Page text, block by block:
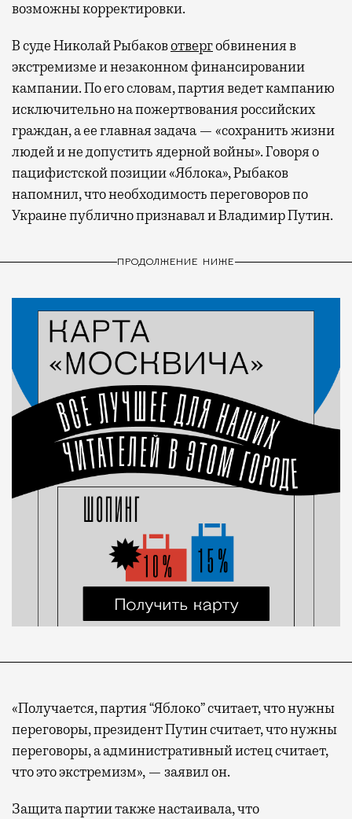
возможны корректировки.
В суде Николай Рыбаковотвергобвинения в
экстремизме и незаконном финансировании
кампании. По его словам, партия ведет кампанию
исключительно на пожертвования российских
граждан, а ее главная задача — «сохранить жизни
людей и не допустить ядерной войны». Говоря о
пацифистской позиции «Яблока», Рыбаков
напомнил, что необходимость переговоров по
Украине публично признавал и Владимир Путин.
ПРОДОЛЖЕНИЕ НИЖЕ
«Получается, партия “Яблоко” считает, что нужны
переговоры, президент Путин считает, что нужны
переговоры, а административный истец считает,
что это экстремизм», — заявил он.
Защита партии также настаивала, что